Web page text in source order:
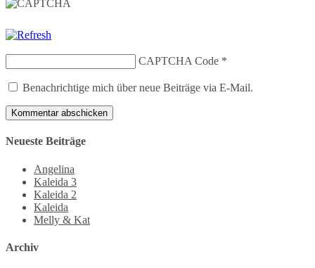
CAPTCHA Code *
Benachrichtige mich über neue Beiträge via E-Mail.
Neueste Beiträge
Angelina
Kaleida 3
Kaleida 2
Kaleida
Melly & Kat
Archiv